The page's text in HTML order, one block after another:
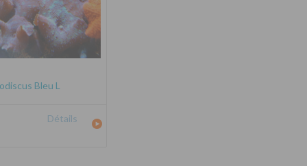
Bleu L
Détails